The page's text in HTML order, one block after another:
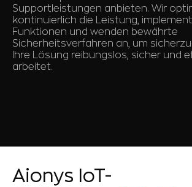
Supportleistungen anbieten. Wir
kontinuierlich die Leistung,
Funktionen und wenden bewährte
Sicherheitsverfahren an, um
Ihre Lösung reibungslos, sicher und
arbeitet.
Aionys IoT-